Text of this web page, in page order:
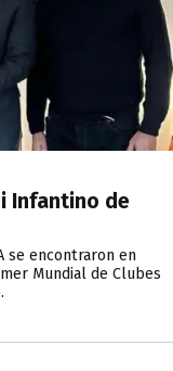
Infantino de
se encontraron en
Mundial de Clubes